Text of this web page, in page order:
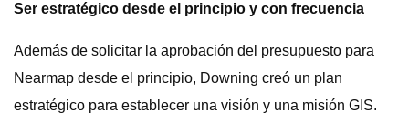
Ser estratégico desde el principio y con frecuencia
Además de solicitar la aprobación del presupuesto para
Nearmap desde el principio, Downing creó un plan
estratégico para establecer una visión y una misión GIS.